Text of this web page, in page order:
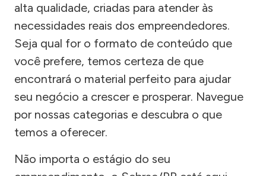
alta qualidade, criadas para atender às
necessidades reais dos empreendedores.
Seja qual for o formato de conteúdo que
você prefere, temos certeza de que
encontrará o material perfeito para ajudar
seu negócio a crescer e prosperar. Navegue
por nossas categorias e descubra o que
temos a oferecer.
Não importa o estágio do seu